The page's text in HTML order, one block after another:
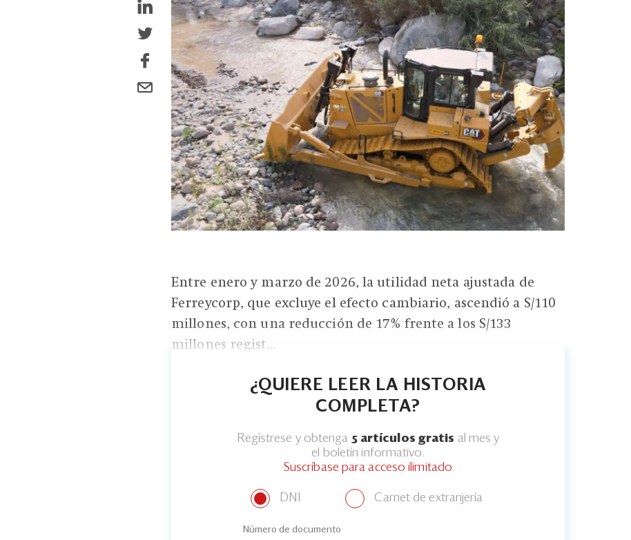
Entre enero y marzo de 2026, la utilidad neta ajustada de
Ferreycorp, que excluye el efecto cambiario, ascendió a S/110
millones, con una reducción de 17% frente a los S/133
millones regist...
¿QUIERE LEER LA HISTORIA
COMPLETA?
Regístrese y obtenga 5 artículos gratis al mes y
el boletín informativo.
Suscríbase para acceso ilimitado
DNI Carnet de extranjería